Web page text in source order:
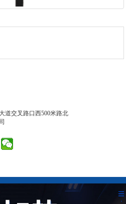
道交叉路口西500米路北